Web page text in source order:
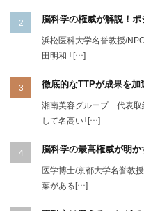
脳科学の権威が解説！
浜松医科大学名誉教授/
田明和 「[…]
徹底的なTTPが成果を
湘南美容グループ 代表取
して名高い「[…]
脳科学の最高権威が明か
医学博士/京都大学名誉教
葉がある[…]